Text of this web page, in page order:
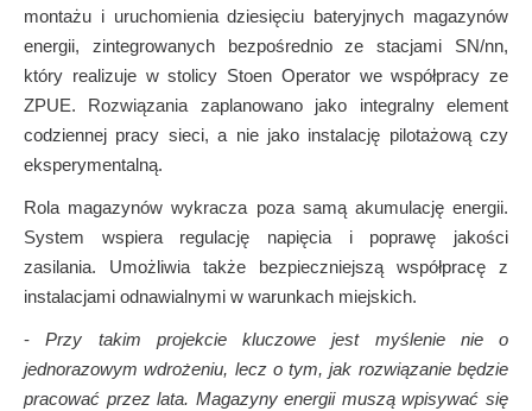
montażu i uruchomienia dziesięciu bateryjnych magazynów
energii, zintegrowanych bezpośrednio ze stacjami SN/nn,
który realizuje w stolicy Stoen Operator we współpracy ze
ZPUE. Rozwiązania zaplanowano jako integralny element
codziennej pracy sieci, a nie jako instalację pilotażową czy
eksperymentalną.
Rola magazynów wykracza poza samą akumulację energii.
System wspiera regulację napięcia i poprawę jakości
zasilania. Umożliwia także bezpieczniejszą współpracę z
instalacjami odnawialnymi w warunkach miejskich.
-Przy takim projekcie kluczowe jest myślenie nie o
jednorazowym wdrożeniu, lecz o tym, jak rozwiązanie będzie
pracować przez lata. Magazyny energii muszą wpisywać się